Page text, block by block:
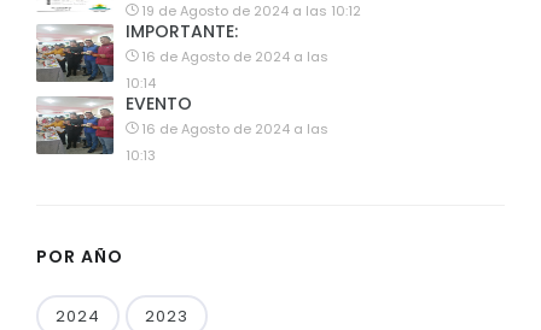
19 de Agosto de 2024 a las 10:12
IMPORTANTE:
16 de Agosto de 2024 a las
10:14
EVENTO
16 de Agosto de 2024 a las
10:13
POR AÑO
2024 2023